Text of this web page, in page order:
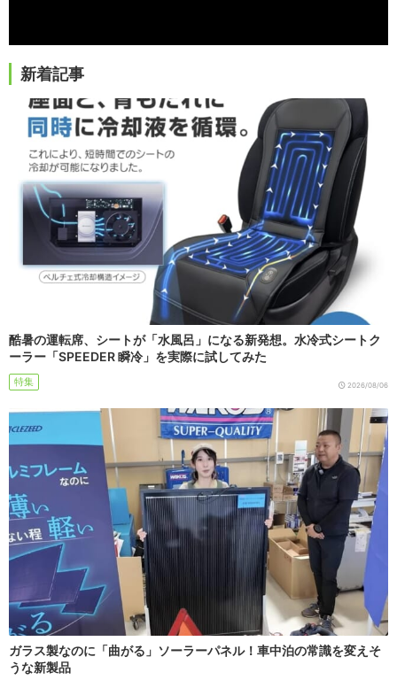
新着記事
酷暑の運転席、シートが「水風呂」になる新発想。水冷式シートク
ーラー「SPEEDER 瞬冷」を実際に試してみた
特集 2026/08/06
ガラス製なのに「曲がる」ソーラーパネル！車中泊の常識を変えそ
うな新製品